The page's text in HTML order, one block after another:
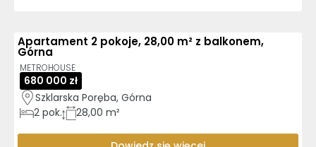
Apartament 2 pokoje, 28,00 m² z balkonem,
Górna
METROHOUSE
680 000 zł
Szklarska Poręba, Górna
2 pok. 28,00 m²